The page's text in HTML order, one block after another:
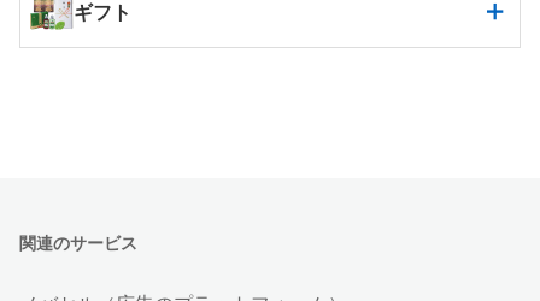
ギフト
関連のサービス